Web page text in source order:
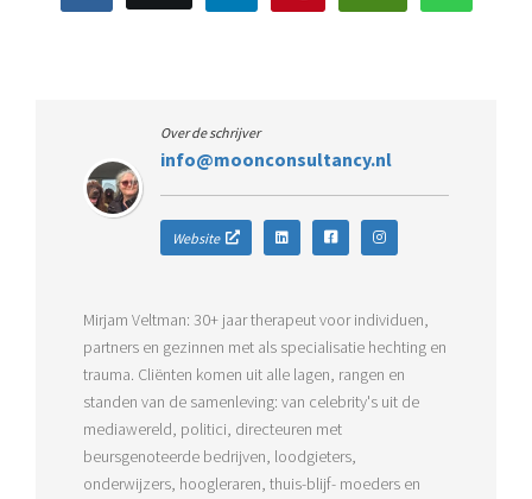
Over de schrijver
info@moonconsultancy.nl
Website
Mirjam Veltman: 30+ jaar therapeut voor individuen,
partners en gezinnen met als specialisatie hechting en
trauma. Cliënten komen uit alle lagen, rangen en
standen van de samenleving: van celebrity's uit de
mediawereld, politici, directeuren met
beursgenoteerde bedrijven, loodgieters,
onderwijzers, hoogleraren, thuis-blijf- moeders en